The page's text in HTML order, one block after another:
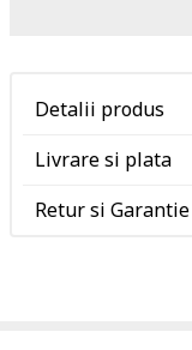
Detalii produs
Livrare si plata
Retur si Garantie